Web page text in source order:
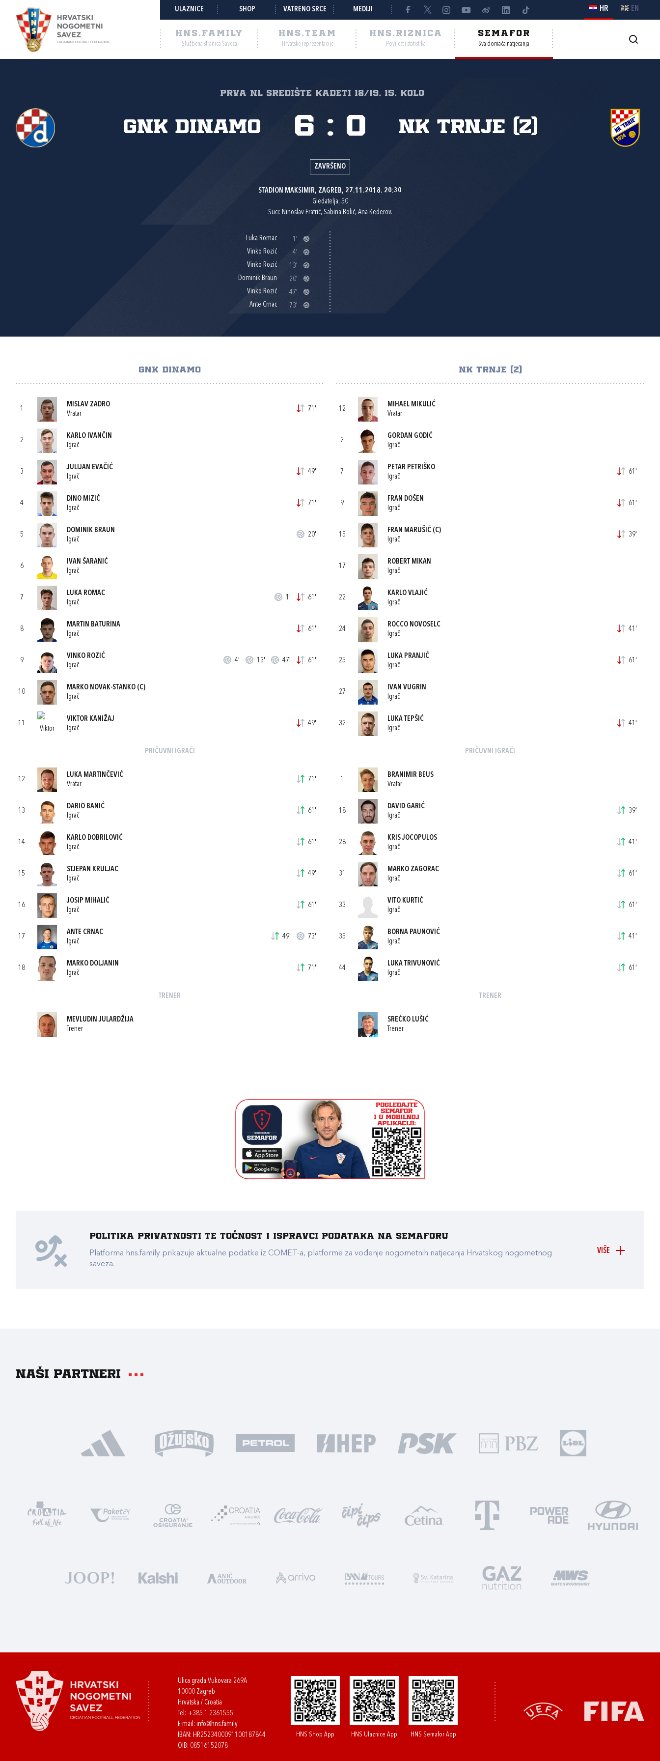
ULAZNICE SHOP VATRENO SRCE MEDIJI HR EN
HNS.FAMILY
Službena stranica Saveza
HNS.TEAM
Hrvatske reprezentacije
HNS.RIZNICA
Povijest i statistika
SEMAFOR
Sva domaća natjecanja
Prva NL Središte kadeti 18/19, 15. kolo
GNK Dinamo NK Trnje (Z)
6 : 0
ZAVRŠENO
STADION MAKSIMIR, ZAGREB, 27.11.2018. 20:30
Gledatelja: 50
Suci: Ninoslav Fratrić, Sabina Bolić, Ana Kederov.
Luka Romac
1'
Vinko Rozić
4'
Vinko Rozić
13'
Dominik Braun
20'
Vinko Rozić
47'
Ante Crnac
73'
GNK DINAMO
1
MISLAV ZADRO
Vratar
71'
2
KARLO IVANČIN
Igrač
3
JULIJAN EVAČIĆ
Igrač
49'
4
DINO MIZIĆ
Igrač
71'
5
DOMINIK BRAUN
Igrač
20'
6
IVAN ŠARANIĆ
Igrač
7
LUKA ROMAC
Igrač
1' 61'
8
MARTIN BATURINA
Igrač
61'
9
VINKO ROZIĆ
Igrač
4' 13' 47' 61'
10
MARKO NOVAK-STANKO (C)
Igrač
11
VIKTOR KANIŽAJ
Igrač
49'
PRIČUVNI IGRAČI
12
LUKA MARTINČEVIĆ
Vratar
71'
13
DARIO BANIĆ
Igrač
61'
14
KARLO DOBRILOVIĆ
Igrač
61'
15
STJEPAN KRULJAC
Igrač
49'
16
JOSIP MIHALIĆ
Igrač
61'
17
ANTE CRNAC
Igrač
49' 73'
18
MARKO DOLJANIN
Igrač
71'
TRENER
MEVLUDIN JULARDŽIJA
Trener
NK TRNJE (Z)
12
MIHAEL MIKULIĆ
Vratar
2
GORDAN GODIĆ
Igrač
7
PETAR PETRIŠKO
Igrač
61'
9
FRAN DOŠEN
Igrač
61'
15
FRAN MARUŠIĆ(C)
Igrač
39'
17
ROBERT MIKAN
Igrač
22
KARLO VLAJIĆ
Igrač
24
ROCCO NOVOSELC
Igrač
41'
25
LUKA PRANJIĆ
Igrač
61'
27
IVAN VUGRIN
Igrač
32
LUKA TEPŠIĆ
Igrač
41'
PRIČUVNI IGRAČI
1
BRANIMIR BEUS
Vratar
18
DAVID GARIĆ
Igrač
39'
28
KRIS JOCOPULOS
Igrač
41'
31
MARKO ZAGORAC
Igrač
61'
33
VITO KURTIĆ
Igrač
61'
35
BORNA PAUNOVIĆ
Igrač
41'
44
LUKA TRIVUNOVIĆ
Igrač
61'
TRENER
SREĆKO LUŠIĆ
Trener
VIŠE
Politika privatnosti te točnost i ispravci podataka na Semaforu
Platforma hns.family prikazuje aktualne podatke iz COMET-a, platforme za vođenje nogometnih natjecanja Hrvatskog nogometnog
saveza.
Naši partneri
Ulica grada Vukovara 269A
10000 Zagreb
Hrvatska / Croatia
Tel: +385 1 2361555
E-mail: info@hns.family
IBAN: HR2523400091100187844
OIB: 08516152078
HNS Shop App HNS Ulaznice App HNS Semafor App